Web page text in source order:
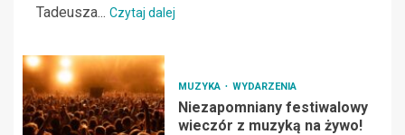
Tadeusza... Czytaj dalej
MUZYKA WYDARZENIA
Niezapomniany festiwalowy
wieczór z muzyką na żywo!